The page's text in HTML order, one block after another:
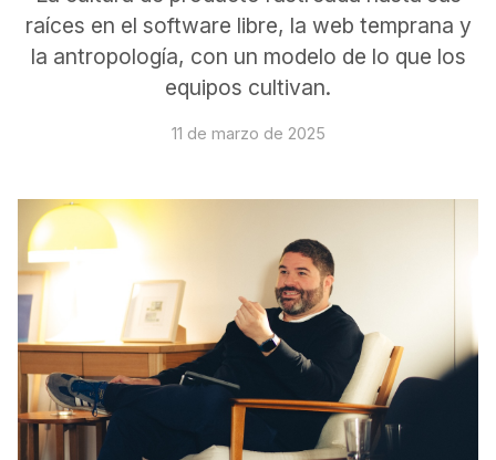
raíces en el software libre, la web temprana y
la antropología, con un modelo de lo que los
equipos cultivan.
11 de marzo de 2025